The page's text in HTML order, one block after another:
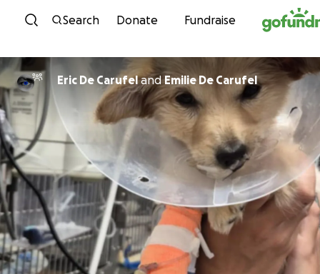
Skip to content
Search Donate Fundraise
Eric De CarufelandEmilie De Carufel